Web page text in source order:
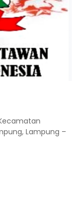
Lampung –